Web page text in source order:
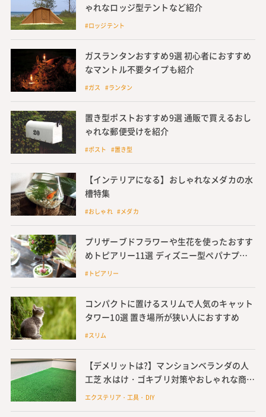
ゃれなロッジ型テントなど紹介
#ロッジテント
ガスランタンおすすめ9選 初心者におすすめ
なマントル不要タイプも紹介
#ガス #ランタン
置き型ポストおすすめ9選 通販で買えるおし
ゃれな郵便受けを紹介
#ポスト #置き型
【インテリアになる】おしゃれなメダカの水
槽特集
#おしゃれ #メダカ
プリザーブドフラワーや生花を使ったおすす
めトピアリー11選 ディズニー型ぺパナプト
ピアリーの作り方も
#トピアリー
コンパクトに置けるスリムで人気のキャット
タワー10選 置き場所が狭い人におすすめ
#スリム
【デメリットは?】マンションベランダの人
工芝 水はけ・ゴキブリ対策やおしゃれな商品
も
エクステリア・工具・DIY